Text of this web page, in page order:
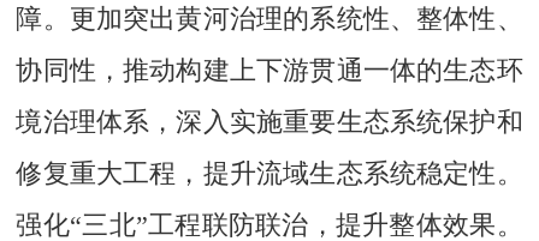
障。更加突出黄河治理的系统性、整体性、
协同性，推动构建上下游贯通一体的生态环
境治理体系，深入实施重要生态系统保护和
修复重大工程，提升流域生态系统稳定性。
强化“三北”工程联防联治，提升整体效果。